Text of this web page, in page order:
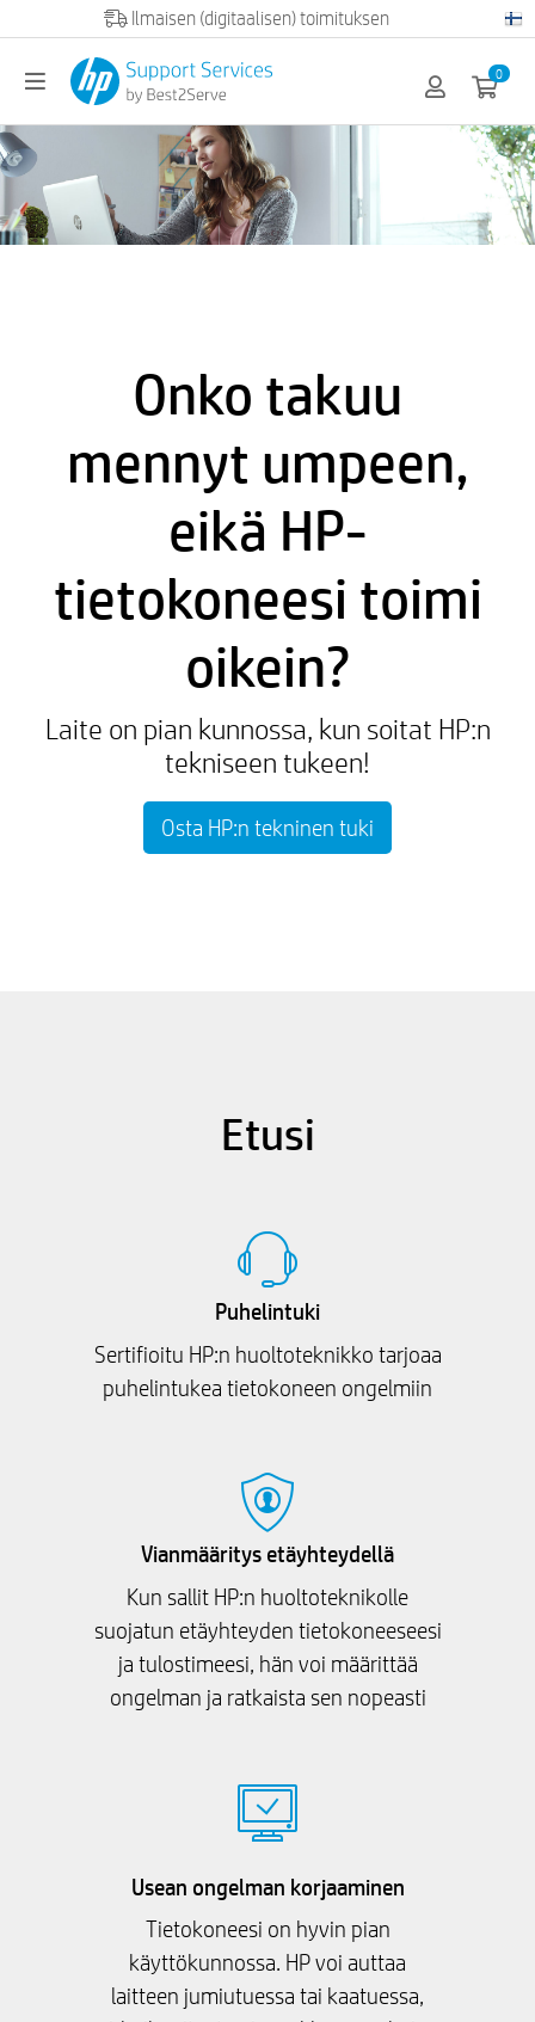
Official HP partner
0
Onko takuu
mennyt umpeen,
eikä HP-
tietokoneesi toimi
oikein?
Laite on pian kunnossa, kun soitat HP:n
tekniseen tukeen!
Osta HP:n tekninen tuki
Etusi
Puhelintuki
Sertifioitu HP:n huoltoteknikko tarjoaa
puhelintukea tietokoneen ongelmiin
Vianmääritys etäyhteydellä
Kun sallit HP:n huoltoteknikolle
suojatun etäyhteyden tietokoneeseesi
ja tulostimeesi, hän voi määrittää
ongelman ja ratkaista sen nopeasti
Usean ongelman korjaaminen
Tietokoneesi on hyvin pian
käyttökunnossa. HP voi auttaa
laitteen jumiutuessa tai kaatuessa,